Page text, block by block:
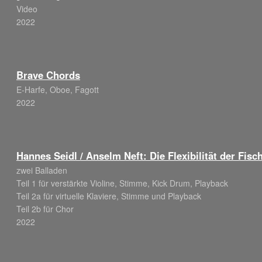
Video
2022
Brave Chords
E-Harfe, Oboe, Fagott
2022
Hannes Seidl / Anselm Neft: Die Flexibilität der
zwei Balladen
Teil 1 für verstärkte Violine, Stimme, Kick Drum, Playback
Teil 2a für virtuelle Klaviere, Stimme und Playback
Teil 2b für Chor
2022